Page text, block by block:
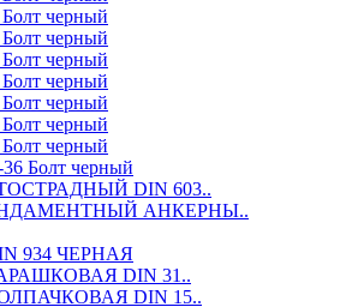
черный
черный
черный
черный
черный
черный
черный
Болт черный
DIN 603..
АНКЕРНЫ..
934 ЧЕРНАЯ
DIN 31..
DIN 15..